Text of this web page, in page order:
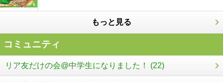
もっと見る
コミュニティ
リア友だけの会@中学生になりました！ (22)